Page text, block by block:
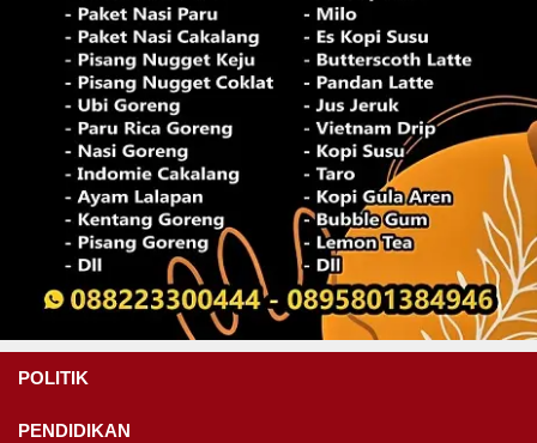
POLITIK
PENDIDIKAN